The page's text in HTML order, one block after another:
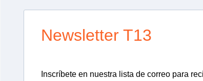
Newsletter T13
Inscríbete en nuestra lista de correo para